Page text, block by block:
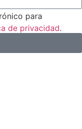
para
de privacidad.